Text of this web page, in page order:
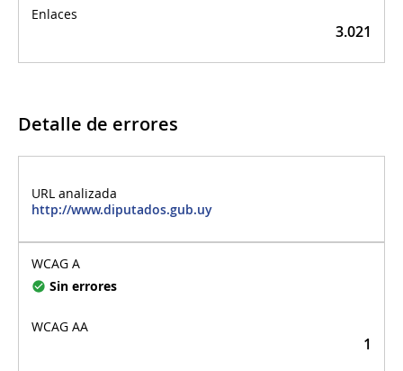
3.021
Detalle de errores
http://www.diputados.gub.uy
Sin errores
1